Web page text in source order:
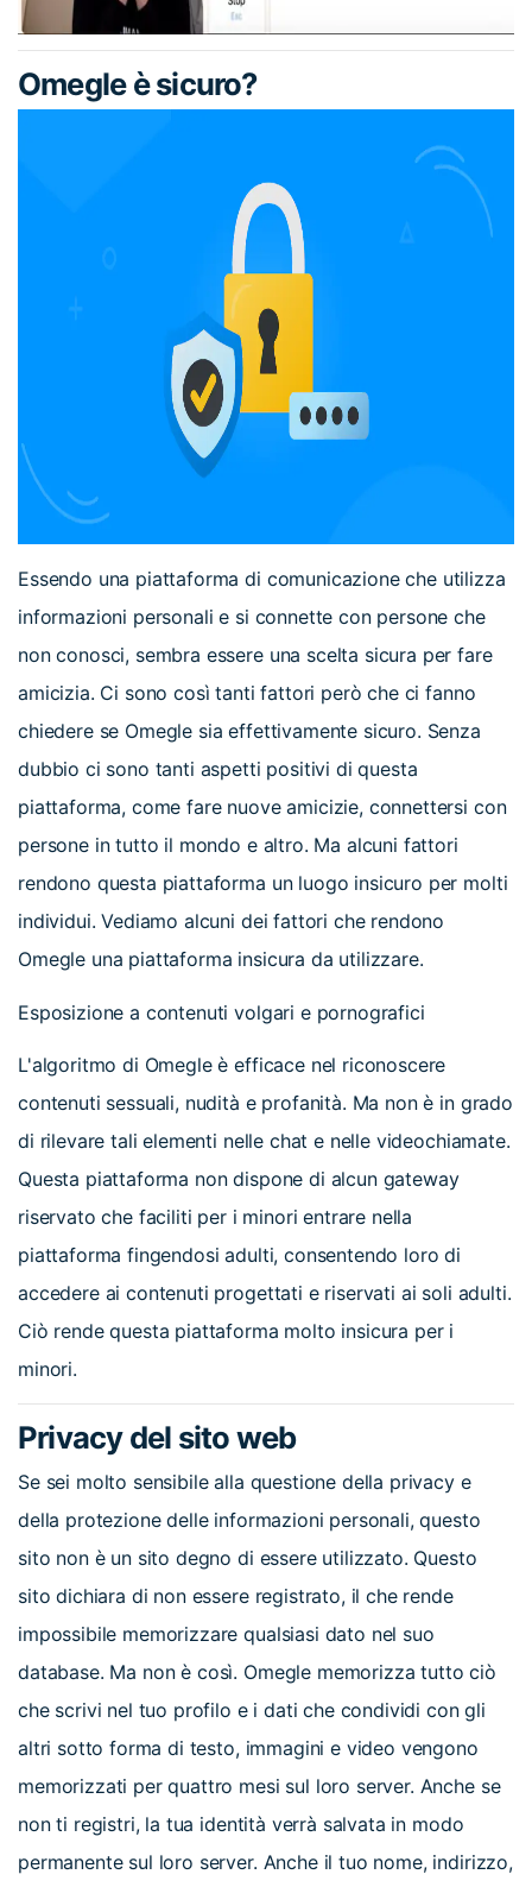
Omegle è sicuro?
Essendo una piattaforma di comunicazione che utilizza
informazioni personali e si connette con persone che
non conosci, sembra essere una scelta sicura per fare
amicizia. Ci sono così tanti fattori però che ci fanno
chiedere se Omegle sia effettivamente sicuro. Senza
dubbio ci sono tanti aspetti positivi di questa
piattaforma, come fare nuove amicizie, connettersi con
persone in tutto il mondo e altro. Ma alcuni fattori
rendono questa piattaforma un luogo insicuro per molti
individui. Vediamo alcuni dei fattori che rendono
Omegle una piattaforma insicura da utilizzare.
Esposizione a contenuti volgari e pornografici
L'algoritmo di Omegle è efficace nel riconoscere
contenuti sessuali, nudità e profanità. Ma non è in grado
di rilevare tali elementi nelle chat e nelle videochiamate.
Questa piattaforma non dispone di alcun gateway
riservato che faciliti per i minori entrare nella
piattaforma fingendosi adulti, consentendo loro di
accedere ai contenuti progettati e riservati ai soli adulti.
Ciò rende questa piattaforma molto insicura per i
minori.
Privacy del sito web
Se sei molto sensibile alla questione della privacy e
della protezione delle informazioni personali, questo
sito non è un sito degno di essere utilizzato. Questo
sito dichiara di non essere registrato, il che rende
impossibile memorizzare qualsiasi dato nel suo
database. Ma non è così. Omegle memorizza tutto ciò
che scrivi nel tuo profilo e i dati che condividi con gli
altri sotto forma di testo, immagini e video vengono
memorizzati per quattro mesi sul loro server. Anche se
non ti registri, la tua identità verrà salvata in modo
permanente sul loro server. Anche il tuo nome, indirizzo,